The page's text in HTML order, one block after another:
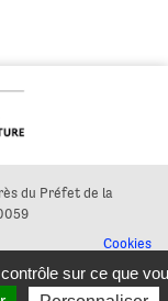
du Préfet de la
Cookies
sur ce que